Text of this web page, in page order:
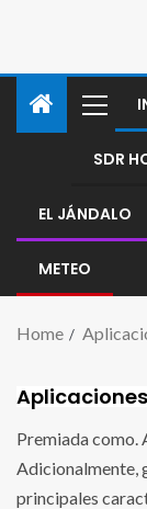
SDR
EL JÁNDALO
METEO
Home
Premiada como.
Adicionalmente,
principales